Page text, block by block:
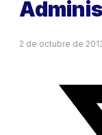
2 de octubre de